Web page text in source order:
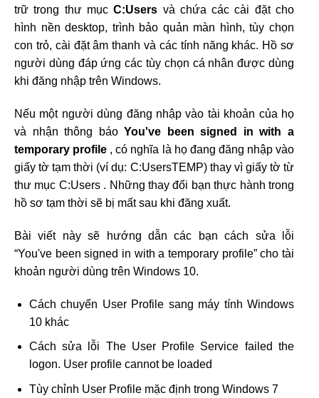
trữ trong thư mụcC:Users và chứa các cài đặt cho
hình nền desktop, trình bảo quản màn hình, tùy chọn
con trỏ, cài đặt âm thanh và các tính năng khác. Hồ sơ
người dùng đáp ứng các tùy chọn cá nhân được dùng
khi đăng nhập trên Windows.
Nếu một người dùng đăng nhập vào tài khoản của họ
và nhận thông báoYou've been signed in with a
temporary profile , có nghĩa là họ đang đăng nhập vào
giấy tờ tạm thời (ví dụ: C:UsersTEMP) thay vì giấy tờ từ
thư mục C:Users . Những thay đổi bạn thực hành trong
hồ sơ tạm thời sẽ bị mất sau khi đăng xuất.
Bài viết này sẽ hướng dẫn các bạn cách sửa lỗi
“You've been signed in with a temporary profile” cho tài
khoản người dùng trên Windows 10.
Cách chuyển User Profile sang máy tính Windows
10 khác
Cách sửa lỗi The User Profile Service failed the
logon. User profile cannot be loaded
Tùy chỉnh User Profile mặc định trong Windows 7